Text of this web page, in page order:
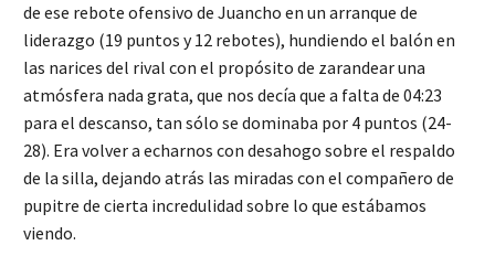
de ese rebote ofensivo de Juancho en un arranque de
liderazgo (19 puntos y 12 rebotes), hundiendo el balón en
las narices del rival con el propósito de zarandear una
atmósfera nada grata, que nos decía que a falta de 04:23
para el descanso, tan sólo se dominaba por 4 puntos (24-
28). Era volver a echarnos con desahogo sobre el respaldo
de la silla, dejando atrás las miradas con el compañero de
pupitre de cierta incredulidad sobre lo que estábamos
viendo.